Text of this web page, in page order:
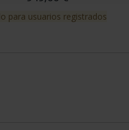
para usuarios registrados